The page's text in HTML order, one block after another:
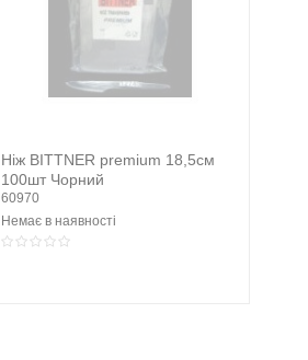
Ніж BITTNER premium 18,5см
100шт Чорний
60970
Немає в наявності